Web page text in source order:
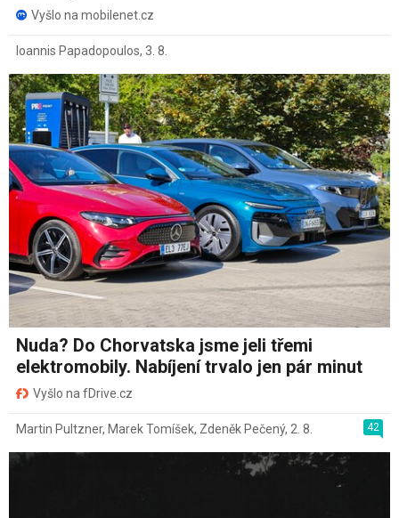
Vyšlo na mobilenet.cz
Ioannis Papadopoulos, 3. 8.
Nuda? Do Chorvatska jsme jeli třemi
elektromobily. Nabíjení trvalo jen pár minut
Vyšlo na fDrive.cz
42
Martin Pultzner, Marek Tomíšek, Zdeněk Pečený, 2. 8.